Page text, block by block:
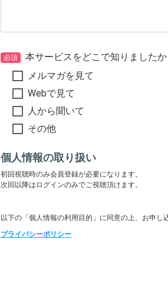
必須
本サービスをどこで知りましたか
メルマガを見て
Webで見て
人から聞いて
その他
個人情報の取り扱い
初回視聴時のみ会員登録が必要になります。
次回以降はログインのみでご視聴頂けます。
以下の「個人情報の利用目的」に同意の上、お申し
プライバシーポリシー